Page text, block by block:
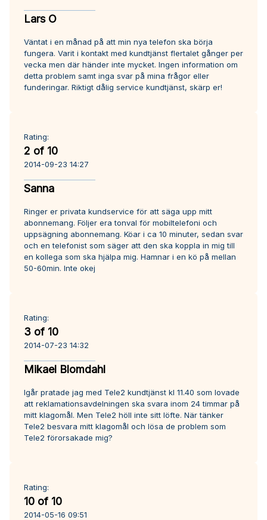
Lars O
Väntat i en månad på att min nya telefon ska börja
fungera. Varit i kontakt med kundtjänst flertalet gånger per
vecka men där händer inte mycket. Ingen information om
detta problem samt inga svar på mina frågor eller
funderingar. Riktigt dålig service kundtjänst, skärp er!
Rating:
2 of 10
2014-09-23 14:27
Sanna
Ringer er privata kundservice för att säga upp mitt
abonnemang. Följer era tonval för mobiltelefoni och
uppsägning abonnemang. Köar i ca 10 minuter, sedan svar
och en telefonist som säger att den ska koppla in mig till
en kollega som ska hjälpa mig. Hamnar i en kö på mellan
50-60min. Inte okej
Rating:
3 of 10
2014-07-23 14:32
Mikael Blomdahl
Igår pratade jag med Tele2 kundtjänst kl 11.40 som lovade
att reklamationsavdelningen ska svara inom 24 timmar på
mitt klagomål. Men Tele2 höll inte sitt löfte. När tänker
Tele2 besvara mitt klagomål och lösa de problem som
Tele2 förorsakade mig?
Rating:
10 of 10
2014-05-16 09:51